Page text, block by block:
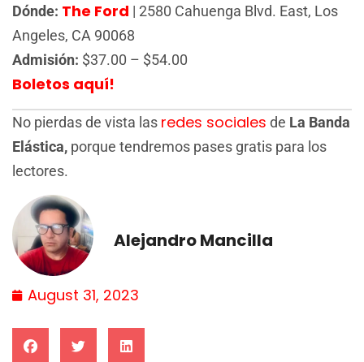
Dónde: The Ford | 2580 Cahuenga Blvd. East, Los
Angeles, CA 90068
Admisión: $37.00 – $54.00
Boletos aquí!
No pierdas de vista las redes sociales de La Banda
Elástica, porque tendremos pases gratis para los
lectores.
Alejandro Mancilla
August 31, 2023